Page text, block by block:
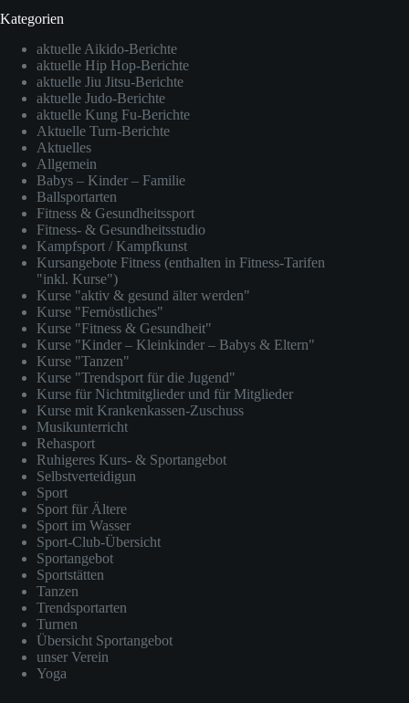
Kategorien
aktuelle Aikido-Berichte
aktuelle Hip Hop-Berichte
aktuelle Jiu Jitsu-Berichte
aktuelle Judo-Berichte
aktuelle Kung Fu-Berichte
Aktuelle Turn-Berichte
Aktuelles
Allgemein
Babys – Kinder – Familie
Ballsportarten
Fitness & Gesundheitssport
Fitness- & Gesundheitsstudio
Kampfsport / Kampfkunst
Kursangebote Fitness (enthalten in Fitness-Tarifen
"inkl. Kurse")
Kurse "aktiv & gesund älter werden"
Kurse "Fernöstliches"
Kurse "Fitness & Gesundheit"
Kurse "Kinder – Kleinkinder – Babys & Eltern"
Kurse "Tanzen"
Kurse "Trendsport für die Jugend"
Kurse für Nichtmitglieder und für Mitglieder
Kurse mit Krankenkassen-Zuschuss
Musikunterricht
Rehasport
Ruhigeres Kurs- & Sportangebot
Selbstverteidigun
Sport
Sport für Ältere
Sport im Wasser
Sport-Club-Übersicht
Sportangebot
Sportstätten
Tanzen
Trendsportarten
Turnen
Übersicht Sportangebot
unser Verein
Yoga